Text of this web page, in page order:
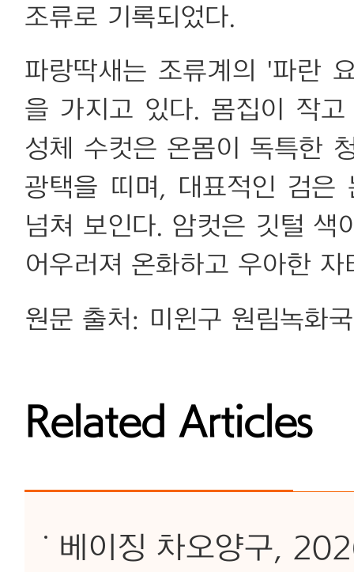
조류로 기록되었다.
파랑딱새는 조류계의 '파란
을 가지고 있다. 몸집이 작
성체 수컷은 온몸이 독특한
광택을 띠며, 대표적인 검은
넘쳐 보인다. 암컷은 깃털 색
어우러져 온화하고 우아한
원문 출처: 미윈구 원림녹화국
Related Articles
베이징 차오양구,